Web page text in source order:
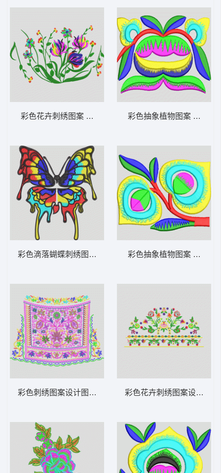
彩色花卉刺绣图案 靓花
彩色滴落蝴蝶刺绣图案 蝴蝶
彩色刺绣图案设计图 靓花
彩色抽象植物图案 简单花
彩色抽象植物图案 简单花
彩色花卉刺绣图案设计 抽象